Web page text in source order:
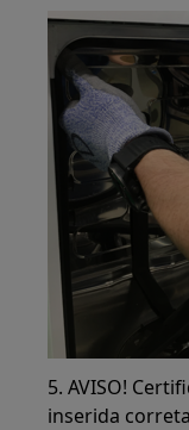
5. AVISO!
inserida